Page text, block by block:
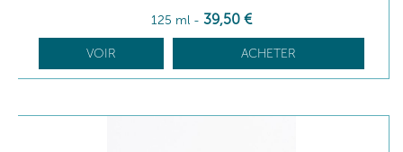
125 ml - 39,50 €
VOIR ACHETER